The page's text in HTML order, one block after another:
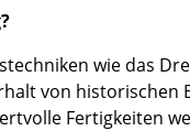
wie das
von
Fertigkeiten